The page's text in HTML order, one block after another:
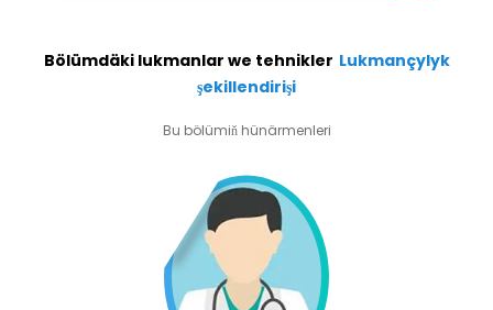
Bölümdäki lukmanlar we tehnikler Lukmançylyk
şekillendirişi
Bu bölümiň hünärmenleri